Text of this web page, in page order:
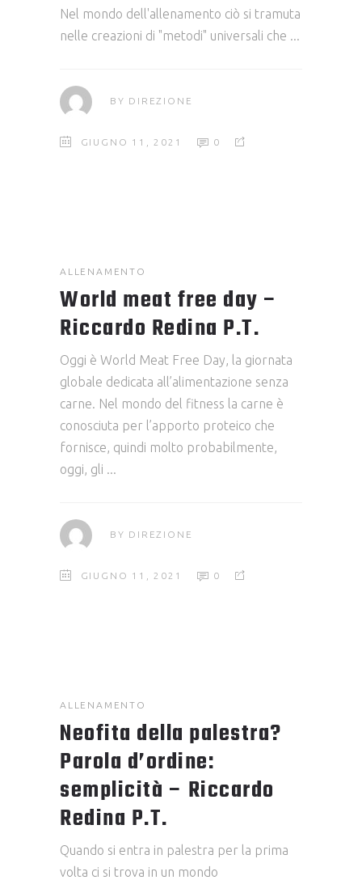
Nel mondo dell'allenamento ciò si tramuta
nelle creazioni di "metodi" universali che
BY DIREZIONE
GIUGNO 11, 2021 0
ALLENAMENTO
World meat free day –
Riccardo Redina P.T.
Oggi è World Meat Free Day, la giornata
globale dedicata all’alimentazione senza
carne. Nel mondo del fitness la carne è
conosciuta per l’apporto proteico che
fornisce, quindi molto probabilmente,
oggi, gli
BY DIREZIONE
GIUGNO 11, 2021 0
ALLENAMENTO
Neofita della palestra?
Parola d’ordine:
semplicità – Riccardo
Redina P.T.
Quando si entra in palestra per la prima
volta ci si trova in un mondo